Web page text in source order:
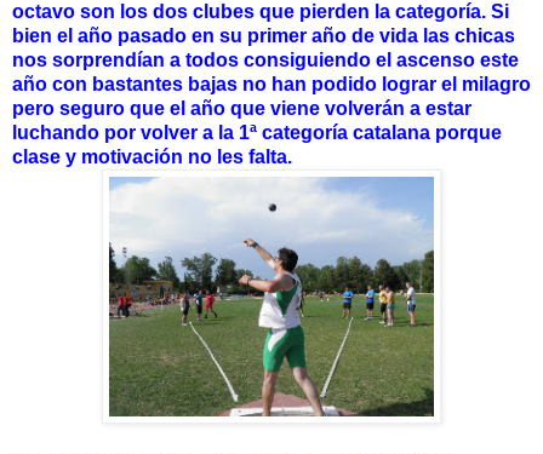
octavo son los dos clubes que pierden la categoría. Si
bien el año pasado en su primer año de vida las chicas
nos sorprendían a todos consiguiendo el ascenso este
año con bastantes bajas no han podido lograr el milagro
pero seguro que el año que viene volverán a estar
luchando por volver a la 1ª categoría catalana porque
clase y motivación no les falta.